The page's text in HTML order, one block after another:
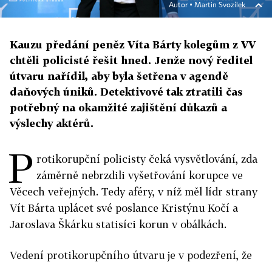
Autor ▪ Martin Svozílek
Kauzu předání peněz Víta Bárty kolegům z VV
chtěli policisté řešit hned. Jenže nový ředitel
útvaru nařídil, aby byla šetřena v agendě
daňových úniků. Detektivové tak ztratili čas
potřebný na okamžité zajištění důkazů a
výslechy aktérů.
P rotikorupční policisty čeká vysvětlování, zda
záměrně nebrzdili vyšetřování korupce ve
Věcech veřejných. Tedy aféry, v níž měl lídr strany
Vít Bárta uplácet své poslance Kristýnu Kočí a
Jaroslava Škárku statisíci korun v obálkách.
Vedení protikorupčního útvaru je v podezření, že